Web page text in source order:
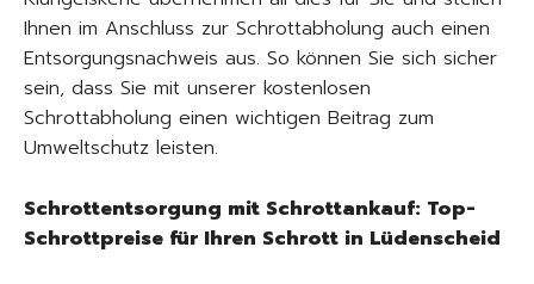
Ihnen im Anschluss zur Schrottabholung auch einen
Entsorgungsnachweis aus. So können Sie sich sicher
sein, dass Sie mit unserer kostenlosen
Schrottabholung einen wichtigen Beitrag zum
Umweltschutz leisten.
Schrottentsorgung mit Schrottankauf: Top-
Schrottpreise für Ihren Schrott in Lüdenscheid